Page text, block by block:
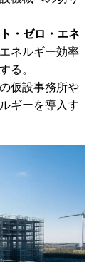
・ゼロ・エネ
ネルギー効率
る。
仮設事務所や
ギーを導入す